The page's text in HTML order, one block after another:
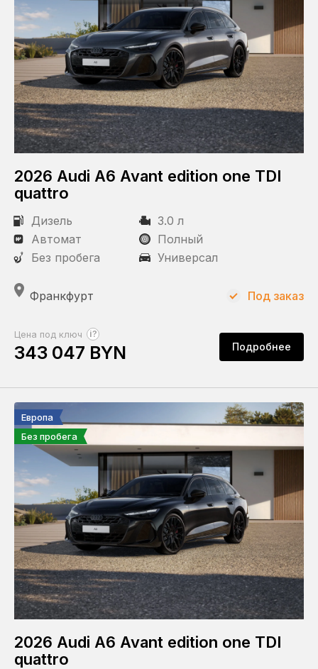
Пробег
КПП
Автомат
Привод
Полный
2026 Audi A6 Avant edition one TDI
quattro
Дизель
3.0 л
Автомат
Полный
Без пробега
Универсал
Франкфурт
Цена под ключ ?
343 047 BYN Подробнее
Под заказ
Европа
Без пробега
2026 Audi A6 Avant edition one TDI
quattro